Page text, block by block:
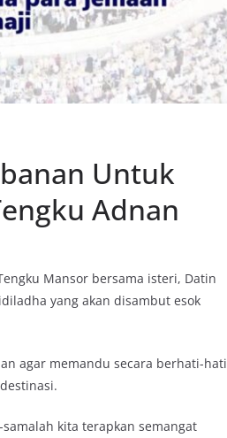
Untuk
Adnan
Mansor bersama isteri, Datin
yang akan disambut esok
agar memandu secara berhati-hati
kita terapkan semangat